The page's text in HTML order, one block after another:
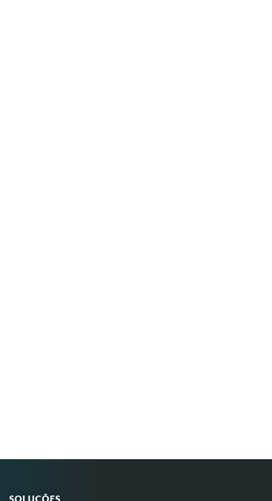
SOLUÇÕES